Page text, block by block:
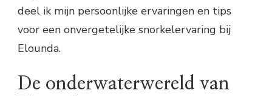
deel ik mijn persoonlijke ervaringen en tips
voor een onvergetelijke snorkelervaring bij
Elounda.
De onderwaterwereld van